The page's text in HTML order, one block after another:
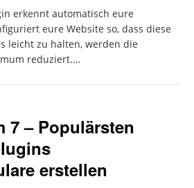
erkennt automatisch eure
eure Website so, dass diese
leicht zu halten, werden die
reduziert.…
7 – Populärsten
erstellen